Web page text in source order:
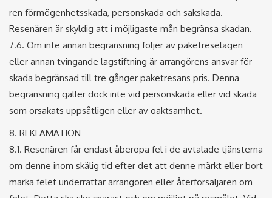
ren förmögenhetsskada, personskada och sakskada.
Resenären är skyldig att i möjligaste mån begränsa skadan.
7.6. Om inte annan begränsning följer av paketreselagen
eller annan tvingande lagstiftning är arrangörens ansvar för
skada begränsad till tre gånger paketresans pris. Denna
begränsning gäller dock inte vid personskada eller vid skada
som orsakats uppsåtligen eller av oaktsamhet.
8. REKLAMATION
8.1. Resenären får endast åberopa fel i de avtalade tjänsterna
om denne inom skälig tid efter det att denne märkt eller bort
märka felet underrättar arrangören eller återförsäljaren om